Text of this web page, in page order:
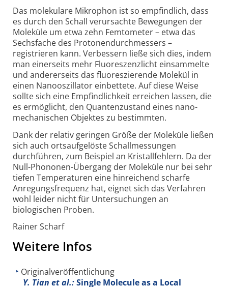
Das molekulare Mikrophon ist so empfindlich, dass
es durch den Schall verursachte Bewegungen der
Moleküle um etwa zehn Femtometer – etwa das
Sechsfache des Protonen­durchmessers –
registrieren kann. Verbessern ließe sich dies, indem
man einerseits mehr Fluoreszenzlicht einsammelte
und andererseits das fluoreszierende Molekül in
einen Nano­oszillator einbettete. Auf diese Weise
sollte sich eine Empfindlichkeit erreichen lassen, die
es ermöglicht, den Quantenzustand eines nano­
mechanischen Objektes zu bestimmten.
Dank der relativ geringen Größe der Moleküle ließen
sich auch ortsaufgelöste Schallmessungen
durchführen, zum Beispiel an Kristallfehlern. Da der
Null-Phononen-Übergang der Moleküle nur bei sehr
tiefen Temperaturen eine hinreichend scharfe
Anregungs­frequenz hat, eignet sich das Verfahren
wohl leider nicht für Untersuchungen an
biologischen Proben.
Rainer Scharf
Weitere Infos
Originalveröffentlichung
Y. Tian et al.:Single Molecule as a Local